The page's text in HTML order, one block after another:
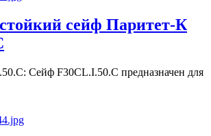
сейф Паритет-К
Сейф F30CL.I.50.C предназначен для